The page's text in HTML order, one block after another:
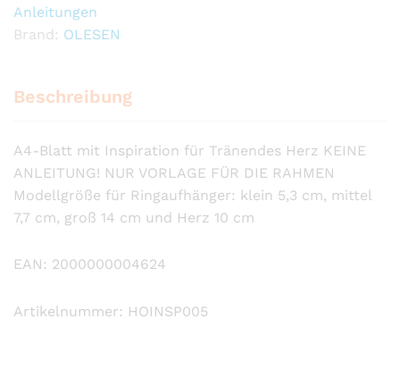
Anleitungen
Brand: OLESEN
Beschreibung
A4-Blatt mit Inspiration für Tränendes Herz KEINE
ANLEITUNG! NUR VORLAGE FÜR DIE RAHMEN
Modellgröße für Ringaufhänger: klein 5,3 cm, mittel
7,7 cm, groß 14 cm und Herz 10 cm
EAN: 2000000004624
Artikelnummer: HOINSP005